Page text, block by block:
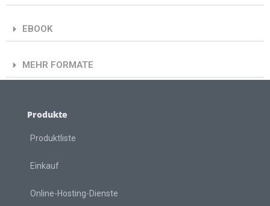
EBOOK
MEHR FORMATE
Produkte
Produktliste
Einkauf
Online-Hosting-Dienste